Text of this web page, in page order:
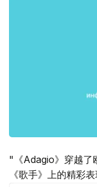
"《Adagio》穿越了
《歌手》上的精彩